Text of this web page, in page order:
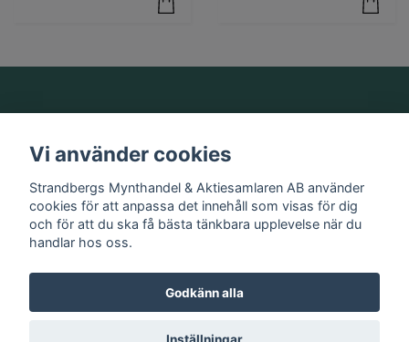
Information
Sociala medier
© 2026 Strandbergs Mynthandel & Aktiesamlaren AB
Vi använder cookies
Strandbergs Mynthandel & Aktiesamlaren AB använder
cookies för att anpassa det innehåll som visas för dig
och för att du ska få bästa tänkbara upplevelse när du
handlar hos oss.
Godkänn alla